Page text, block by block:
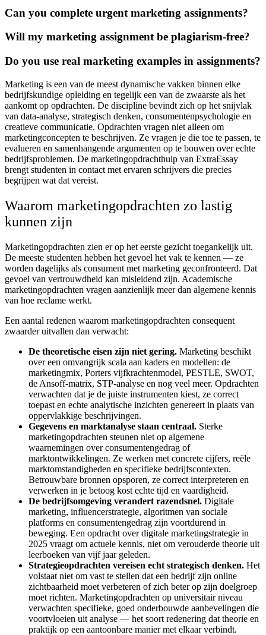
Can you complete urgent marketing assignments?
Will my marketing assignment be plagiarism-free?
Do you use real marketing examples in assignments?
Marketing is een van de meest dynamische vakken binnen elke
bedrijfskundige opleiding en tegelijk een van de zwaarste als het
aankomt op opdrachten. De discipline bevindt zich op het snijvlak
van data-analyse, strategisch denken, consumentenpsychologie en
creatieve communicatie. Opdrachten vragen niet alleen om
marketingconcepten te beschrijven. Ze vragen je die toe te passen, te
evalueren en samenhangende argumenten op te bouwen over echte
bedrijfsproblemen. De marketingopdrachthulp van ExtraEssay
brengt studenten in contact met ervaren schrijvers die precies
begrijpen wat dat vereist.
Waarom marketingopdrachten zo lastig
kunnen zijn
Marketingopdrachten zien er op het eerste gezicht toegankelijk uit.
De meeste studenten hebben het gevoel het vak te kennen — ze
worden dagelijks als consument met marketing geconfronteerd. Dat
gevoel van vertrouwdheid kan misleidend zijn. Academische
marketingopdrachten vragen aanzienlijk meer dan algemene kennis
van hoe reclame werkt.
Een aantal redenen waarom marketingopdrachten consequent
zwaarder uitvallen dan verwacht:
De theoretische eisen zijn niet gering. Marketing beschikt
over een omvangrijk scala aan kaders en modellen: de
marketingmix, Porters vijfkrachtenmodel, PESTLE, SWOT,
de Ansoff-matrix, STP-analyse en nog veel meer. Opdrachten
verwachten dat je de juiste instrumenten kiest, ze correct
toepast en echte analytische inzichten genereert in plaats van
oppervlakkige beschrijvingen.
Gegevens en marktanalyse staan centraal. Sterke
marketingopdrachten steunen niet op algemene
waarnemingen over consumentengedrag of
marktontwikkelingen. Ze werken met concrete cijfers, reële
marktomstandigheden en specifieke bedrijfscontexten.
Betrouwbare bronnen opsporen, ze correct interpreteren en
verwerken in je betoog kost echte tijd en vaardigheid.
De bedrijfsomgeving verandert razendsnel. Digitale
marketing, influencerstrategie, algoritmen van sociale
platforms en consumentengedrag zijn voortdurend in
beweging. Een opdracht over digitale marketingstrategie in
2025 vraagt om actuele kennis, niet om verouderde theorie uit
leerboeken van vijf jaar geleden.
Strategieopdrachten vereisen echt strategisch denken. Het
volstaat niet om vast te stellen dat een bedrijf zijn online
zichtbaarheid moet verbeteren of zich beter op zijn doelgroep
moet richten. Marketingopdrachten op universitair niveau
verwachten specifieke, goed onderbouwde aanbevelingen die
voortvloeien uit analyse — het soort redenering dat theorie en
praktijk op een aantoonbare manier met elkaar verbindt.